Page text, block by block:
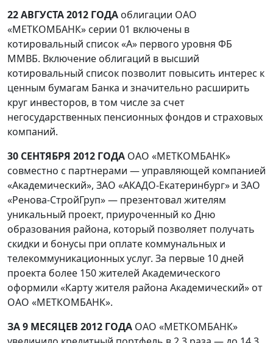
22 АВГУСТА 2012 ГОДА облигации ОАО
«МЕТКОМБАНК» серии 01 включены в
котировальный список «А» первого уровня ФБ
ММВБ. Включение облигаций в высший
котировальный список позволит повысить интерес к
ценным бумагам Банка и значительно расширить
круг инвесторов, в том числе за счет
негосударственных пенсионных фондов и страховых
компаний.
30 СЕНТЯБРЯ 2012 ГОДА ОАО «МЕТКОМБАНК»
совместно с партнерами — управляющей компанией
«Академический», ЗАО «АКАДО-Екатеринбург» и ЗАО
«Ренова-СтройГруп» — презентовал жителям
уникальный проект, приуроченный ко Дню
образования района, который позволяет получать
скидки и бонусы при оплате коммунальных и
телекоммуникационных услуг. За первые 10 дней
проекта более 150 жителей Академического
оформили «Карту жителя района Академический» от
ОАО «МЕТКОМБАНК».
ЗА 9 МЕСЯЦЕВ 2012 ГОДА ОАО «МЕТКОМБАНК»